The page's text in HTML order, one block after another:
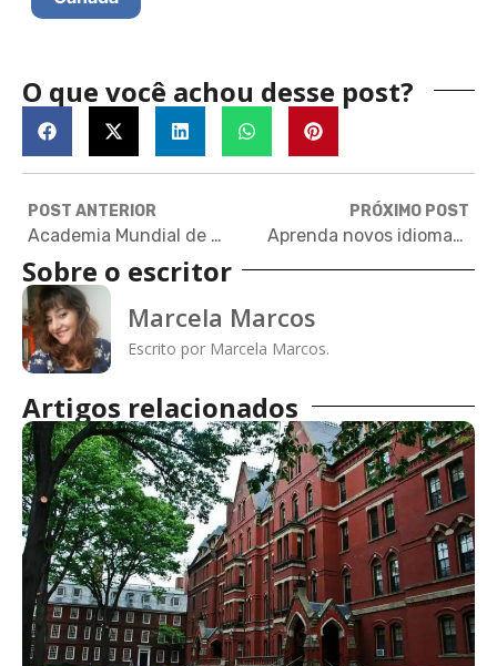
O que você achou desse post?
POST ANTERIOR
Academia Mundial de Ciências oferece bolsas para doutorado na Índia
PRÓXIMO POST
Aprenda novos idiomas assistindo Netflix
Sobre o escritor
Marcela Marcos
Escrito por Marcela Marcos.
Artigos relacionados